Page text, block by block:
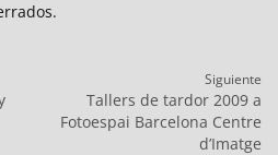
Siguiente
Entrada
siguiente:
Tallers de tardor 2009 a
Fotoespai Barcelona Centre
d’Imatge